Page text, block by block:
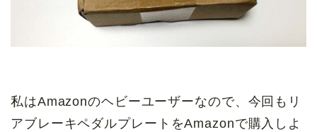
私はAmazonのヘビーユーザーなので、今回もリ
アブレーキペダルプレートをAmazonで購入しよ